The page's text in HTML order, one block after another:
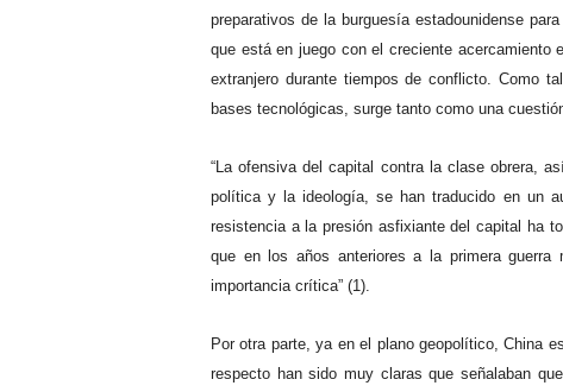
preparativos de la burguesía estadounidense
que está en juego con el creciente acercamiento
extranjero durante tiempos de conflicto. Como
bases tecnológicas, surge tanto como una
“La ofensiva del capital contra la clase obrera,
política y la ideología, se han traducido en un
resistencia a la presión asfixiante del capital ha
que en los años anteriores a la primera guerra
importancia crítica” (1).
Por otra parte, ya en el plano geopolítico, China
respecto han sido muy claras que señalaban